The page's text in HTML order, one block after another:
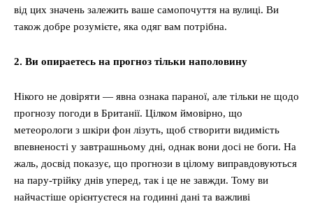
від цих значень залежить ваше самопочуття на вулиці. Ви
також добре розумієте, яка одяг вам потрібна.
2. Ви опираетесь на прогноз тільки наполовину
Нікого не довіряти — явна ознака параної, але тільки не щодо
прогнозу погоди в Британії. Цілком ймовірно, що
метеорологи з шкіри фон лізуть, щоб створити видимість
впевненості у завтрашньому дні, однак вони досі не боги. На
жаль, досвід показує, що прогнози в цілому виправдовуються
на пару-трійку днів уперед, так і це не завжди. Тому ви
найчастіше орієнтуєтеся на годинні дані та важливі